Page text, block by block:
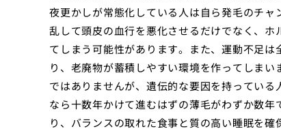
夜更かしが常態化している人は自ら発毛のチ
乱して頭皮の血行を悪化させるだけでなく、
てしまう可能性があります。また、運動不足
り、老廃物が蓄積しやすい環境を作ってしま
ではありませんが、遺伝的な要因を持ってい
なら十数年かけて進むはずの薄毛がわずか数
り、バランスの取れた食事と質の高い睡眠を